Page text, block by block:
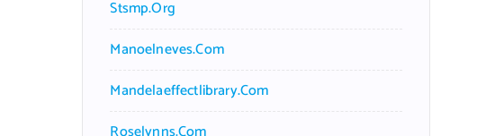
Stsmp.org
Manoelneves.com
Mandelaeffectlibrary.com